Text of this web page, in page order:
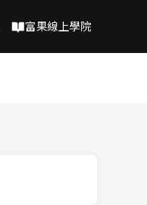
富果線上學院